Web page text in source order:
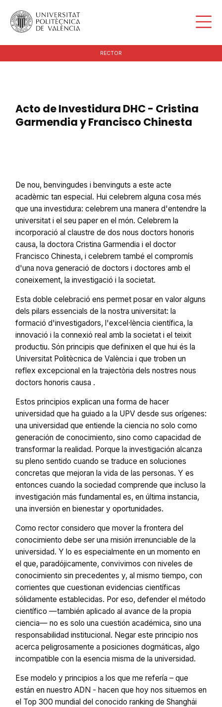
RECTOR
Acto de Investidura DHC - Cristina
Garmendia y Francisco Chinesta
De nou, benvingudes i benvinguts a este acte
acadèmic tan especial. Hui celebrem alguna cosa més
que una investidura: celebrem una manera d'entendre la
universitat i el seu paper en el món. Celebrem la
incorporació al claustre de dos nous doctors honoris
causa, la doctora Cristina Garmendia i el doctor
Francisco Chinesta, i celebrem també el compromís
d'una nova generació de doctors i doctores amb el
coneixement, la investigació i la societat.
Esta doble celebració ens permet posar en valor alguns
dels pilars essencials de la nostra universitat: la
formació d'investigadors, l'excel·lència científica, la
innovació i la connexió real amb la societat i el teixit
productiu. Són principis que definixen el que hui és la
Universitat Politècnica de València i que troben un
reflex excepcional en la trajectòria dels nostres nous
doctors honoris causa .
Estos principios explican una forma de hacer
universidad que ha guiado a la UPV desde sus orígenes:
una universidad que entiende la ciencia no solo como
generación de conocimiento, sino como capacidad de
transformar la realidad. Porque la investigación alcanza
su pleno sentido cuando se traduce en soluciones
concretas que mejoran la vida de las personas. Y es
entonces cuando la sociedad comprende que incluso la
investigación más fundamental es, en última instancia,
una inversión en bienestar y oportunidades.
Como rector considero que mover la frontera del
conocimiento debe ser una misión irrenunciable de la
universidad. Y lo es especialmente en un momento en
el que, paradójicamente, convivimos con niveles de
conocimiento sin precedentes y, al mismo tiempo, con
corrientes que cuestionan evidencias científicas
sólidamente establecidas. Por eso, defender el método
científico —también aplicado al avance de la propia
ciencia— no es solo una cuestión académica, sino una
responsabilidad institucional. Negar este principio nos
acerca peligrosamente a posiciones dogmáticas, algo
incompatible con la esencia misma de la universidad.
Ese modelo y principios a los que me refería – que
están en nuestro ADN - hacen que hoy nos situemos en
el Top 300 mundial del conocido ranking de Shanghái